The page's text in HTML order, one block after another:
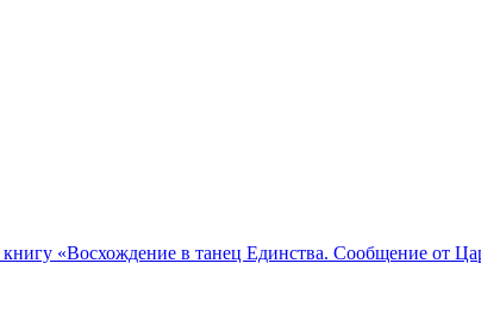
«Восхождение в танец Единства. Сообщение от